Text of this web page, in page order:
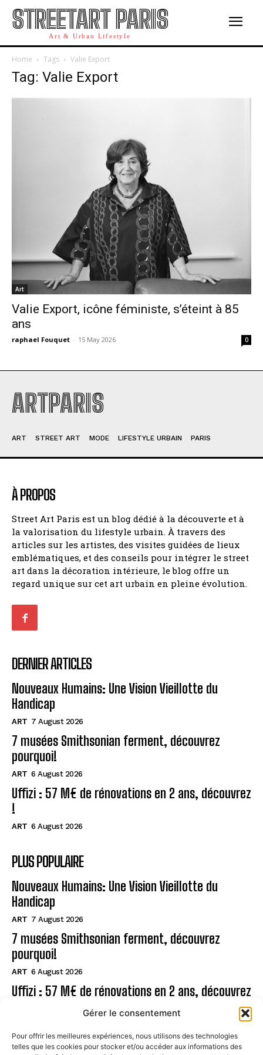
Gérer le consentement
Pour offrir les meilleures expériences, nous utilisons des technologies
telles que les cookies pour stocker et/ou accéder aux informations des
STREETART PARIS
Art & Urban Lifestyle
Home Tags Valie Export
Tag: Valie Export
Art
Valie Export, icône féministe, s’éteint à 85
ans
raphael Fouquet - 15 May 2026 0
ARTPARIS
ART STREET ART MODE LIFESTYLE URBAIN PARIS
À PROPOS
Street Art Paris est un blog dédié à la découverte et à
la valorisation du lifestyle urbain. À travers des
articles sur les artistes, des visites guidées de lieux
emblématiques, et des conseils pour intégrer le street
art dans la décoration intérieure, le blog offre un
regard unique sur cet art urbain en pleine évolution.
DERNIER ARTICLES
Nouveaux Humains: Une Vision Vieillotte du
Handicap
ART 7 August 2026
7 musées Smithsonian ferment, découvrez
pourquoi!
ART 6 August 2026
Uffizi : 57 M€ de rénovations en 2 ans, découvrez
!
ART 6 August 2026
PLUS POPULAIRE
Nouveaux Humains: Une Vision Vieillotte du
Handicap
ART 7 August 2026
7 musées Smithsonian ferment, découvrez
pourquoi!
ART 6 August 2026
Uffizi : 57 M€ de rénovations en 2 ans, découvrez